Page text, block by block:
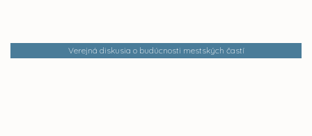
Verejná diskusia o budúcnosti mestských častí